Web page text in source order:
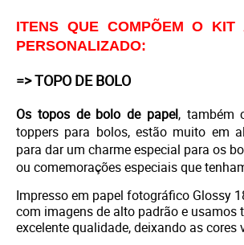
ITENS QUE COMPÕEM O KIT
PERSONALIZADO:
=> TOPO DE BOLO
Os topos de bolo de papel, também
toppers para bolos, estão muito em
para dar um charme especial para os
ou comemorações especiais que
Impresso em papel fotográfico Glossy
com imagens de alto padrão e usamos
excelente qualidade, deixando as cores